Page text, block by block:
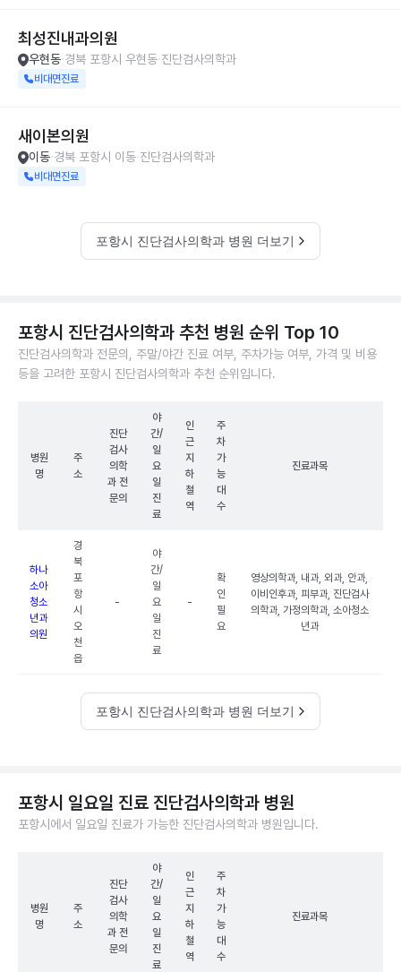
최성진내과의원
우현동 경북 포항시 우현동 진단검사의학과
비대면진료
새이본의원
이동 경북 포항시 이동 진단검사의학과
비대면진료
포항시 진단검사의학과 병원 더보기
포항시 진단검사의학과 추천 병원 순위 Top 10
진단검사의학과 전문의, 주말/야간 진료 여부, 주차가능 여부, 가격 및 비용
등을 고려한 포항시 진단검사의학과 추천 순위입니다.
병원
명
주
소
진단
검사
의학
과 전
문의
야
간/
일
요
일
진
료
인
근
지
하
철
역
주
차
가
능
대
수
진료과목
하나
소아
청소
년과
의원
경
북
포
항
시
오
천
읍
-
야
간/
일
요
일
진
료
-
확
인
필
요
영상의학과, 내과, 외과, 안과,
이비인후과, 피부과, 진단검사
의학과, 가정의학과, 소아청소
년과
포항시 진단검사의학과 병원 더보기
포항시 일요일 진료 진단검사의학과 병원
포항시에서 일요일 진료가 가능한 진단검사의학과 병원입니다.
병원
명
주
소
진단
검사
의학
과 전
문의
야
간/
일
요
일
진
료
인
근
지
하
철
역
주
차
가
능
대
수
진료과목